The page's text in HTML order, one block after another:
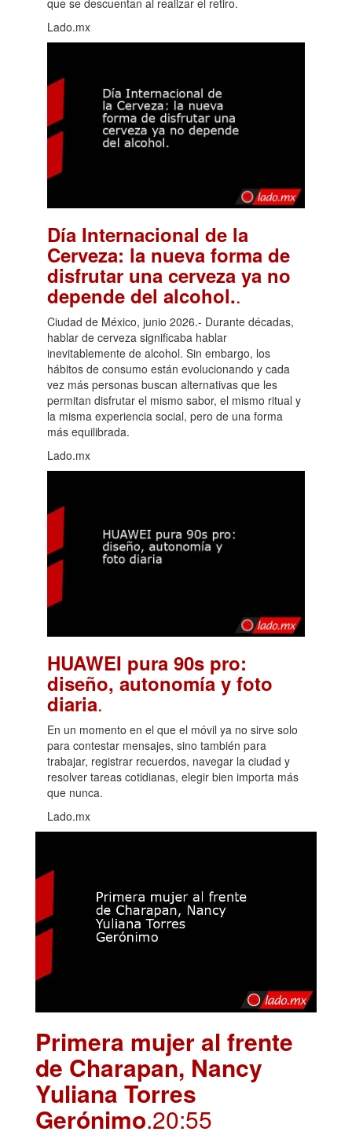
que se descuentan al realizar el retiro.
Lado.mx
Día Internacional de la
Cerveza: la nueva forma de
disfrutar una cerveza ya no
depende del alcohol..
Ciudad de México, junio 2026.- Durante décadas,
hablar de cerveza significaba hablar
inevitablemente de alcohol. Sin embargo, los
hábitos de consumo están evolucionando y cada
vez más personas buscan alternativas que les
permitan disfrutar el mismo sabor, el mismo ritual y
la misma experiencia social, pero de una forma
más equilibrada.
Lado.mx
HUAWEI pura 90s pro:
diseño, autonomía y foto
diaria.
En un momento en el que el móvil ya no sirve solo
para contestar mensajes, sino también para
trabajar, registrar recuerdos, navegar la ciudad y
resolver tareas cotidianas, elegir bien importa más
que nunca.
Lado.mx
Primera mujer al frente
de Charapan, Nancy
Yuliana Torres
Gerónimo.20:55